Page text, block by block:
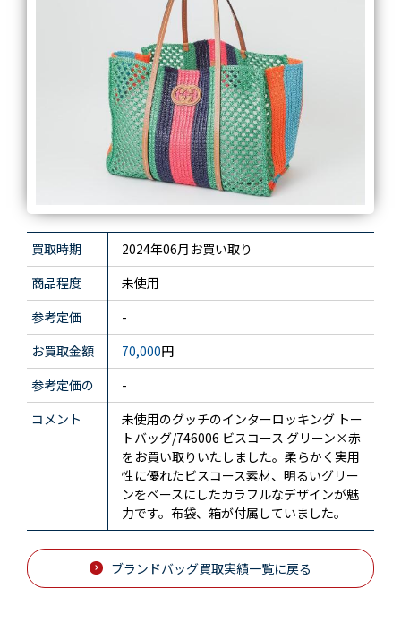
買取時期
2024年06月お買い取り
商品程度
未使用
参考定価
-
お買取金額
70,000円
参考定価の
-
コメント
未使用のグッチのインターロッキング トー
トバッグ/746006 ビスコース グリーン×赤
をお買い取りいたしました。柔らかく実用
性に優れたビスコース素材、明るいグリー
ンをベースにしたカラフルなデザインが魅
力です。布袋、箱が付属していました。
ブランドバッグ買取実績一覧に戻る